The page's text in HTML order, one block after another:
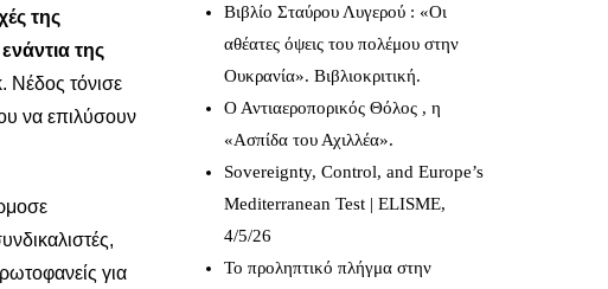
της
της
Νέδος τόνισε
να επιλύσουν
για
Βιβλίο Σταύρου Λυγερού : «Οι
αθέατες όψεις του πολέμου στην
Ουκρανία». Βιβλιοκριτική.
Ο Αντιαεροπορικός Θόλος , η
«Ασπίδα του Αχιλλέα».
Sovereignty, Control, and Europe’s
Mediterranean Test | ELISME,
4/5/26
Το προληπτικό πλήγμα στην